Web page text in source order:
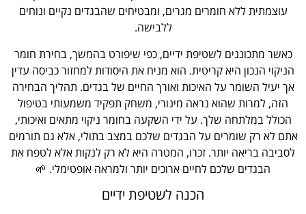
עוצמתית ללא חומרים מגרים, ומבטיחים שהבגדים נקיים ונוחים
ללבישה.
כאשר מתכוננים לשטיפת ידיים, כפי שיפורט בהמשך, בחירת חומר
הניקוי הנכון היא קריטית. הוא מניח את היסודות למחזור כביסה עדין
אך יעיל השומר על האיכות ואורך החיים של בגדים. תהליך הבחירה
הזה, למרות שהוא נראה מינורי, משחק תפקיד משמעותי בטיפול
הכולל במלתחה שלך. על ידי השקעה בחומר ניקוי מתאים ואיכותי,
אתם לא רק שומרים על הבגדים שלכם במצב בתולי, אלא גם תורמים
לסביבה בריאה יותר. זכרו, המטרה היא לא רק לנקות אלא לטפח את
הבגדים שלכם לחיים ארוכים יותר ולמראה אופטימלי. 🌱
הכנה לשטיפת ידיים